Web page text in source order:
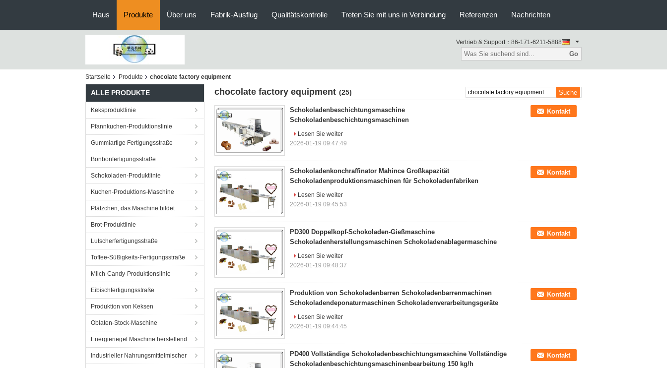
Haus Produkte Über uns Fabrik-Ausflug Qualitätskontrolle Treten Sie mit uns in Verbindung Referenzen Nachrichten
Vertrieb & Support： 86-171-6211-5888
Go
Startseite Produkte chocolate factory equipment
ALLE PRODUKTE
Keksproduktlinie
Pfannkuchen-Produktionslinie
Gummiartige Fertigungsstraße
Bonbonfertigungsstraße
Schokoladen-Produktlinie
Kuchen-Produktions-Maschine
Plätzchen, das Maschine bildet
Brot-Produktlinie
Lutscherfertigungsstraße
Toffee-Süßigkeits-Fertigungsstraße
Milch-Candy-Produktionslinie
Eibischfertigungsstraße
Produktion von Keksen
Oblaten-Stock-Maschine
Energieriegel Maschine herstellend
Industrieller Nahrungsmittelmischer
chocolate factory equipment (25)
Schokoladenbeschichtungsmaschine
Schokoladenbeschichtungsmaschinen
Kontakt
Lesen Sie weiter
2026-01-19 09:47:49
Schokoladenkonchraffinator Mahince Großkapazität
Schokoladenproduktionsmaschinen für Schokoladenfabriken
Kontakt
Lesen Sie weiter
2026-01-19 09:45:53
PD300 Doppelkopf-Schokoladen-Gießmaschine
Schokoladenherstellungsmaschinen Schokoladenablagermaschine
Kontakt
Lesen Sie weiter
2026-01-19 09:48:37
Produktion von Schokoladenbarren Schokoladenbarrenmachinen
Schokoladendeponaturmaschinen Schokoladenverarbeitungsgeräte
Kontakt
Lesen Sie weiter
2026-01-19 09:44:45
PD400 Vollständige Schokoladenbeschichtungsmaschine Vollständige
Schokoladenbeschichtungsmaschinenbearbeitung 150 kg/h
Kontakt